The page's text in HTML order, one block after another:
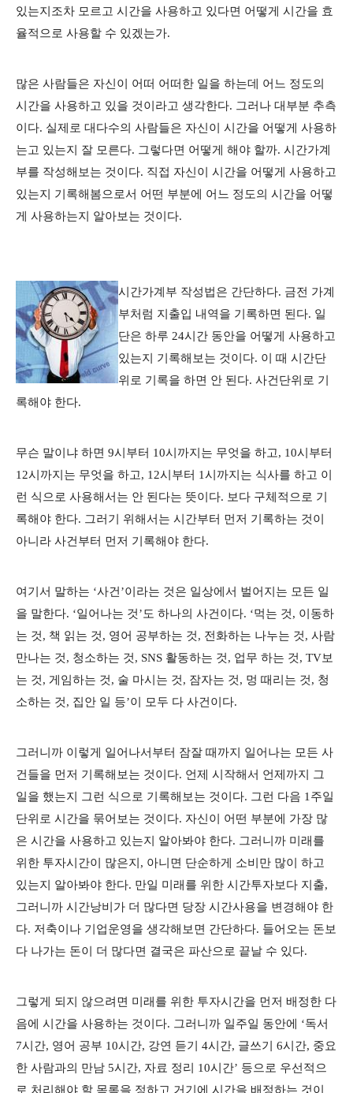
있는지조차 모르고 시간을 사용하고 있다면 어떻게 시간을 효
율적으로 사용할 수 있겠는가.
많은 사람들은 자신이 어떠 어떠한 일을 하는데 어느 정도의
시간을 사용하고 있을 것이라고 생각한다. 그러나 대부분 추측
이다. 실제로 대다수의 사람들은 자신이 시간을 어떻게 사용하
는고 있는지 잘 모른다. 그렇다면 어떻게 해야 할까. 시간가계
부를 작성해보는 것이다. 직접 자신이 시간을 어떻게 사용하고
있는지 기록해봄으로서 어떤 부분에 어느 정도의 시간을 어떻
게 사용하는지 알아보는 것이다.
시간가계부 작성법은 간단하다. 금전 가계
부처럼 지출입 내역을 기록하면 된다. 일
단은 하루 24시간 동안을 어떻게 사용하고
있는지 기록해보는 것이다. 이 때 시간단
위로 기록을 하면 안 된다. 사건단위로 기
록해야 한다.
무슨 말이냐 하면 9시부터 10시까지는 무엇을 하고, 10시부터
12시까지는 무엇을 하고, 12시부터 1시까지는 식사를 하고 이
런 식으로 사용해서는 안 된다는 뜻이다. 보다 구체적으로 기
록해야 한다. 그러기 위해서는 시간부터 먼저 기록하는 것이
아니라 사건부터 먼저 기록해야 한다.
여기서 말하는 ‘사건’이라는 것은 일상에서 벌어지는 모든 일
을 말한다. ‘일어나는 것’도 하나의 사건이다. ‘먹는 것, 이동하
는 것, 책 읽는 것, 영어 공부하는 것, 전화하는 나누는 것, 사람
만나는 것, 청소하는 것, SNS 활동하는 것, 업무 하는 것, TV보
는 것, 게임하는 것, 술 마시는 것, 잠자는 것, 멍 때리는 것, 청
소하는 것, 집안 일 등’이 모두 다 사건이다.
그러니까 이렇게 일어나서부터 잠잘 때까지 일어나는 모든 사
건들을 먼저 기록해보는 것이다. 언제 시작해서 언제까지 그
일을 했는지 그런 식으로 기록해보는 것이다. 그런 다음 1주일
단위로 시간을 묶어보는 것이다. 자신이 어떤 부분에 가장 많
은 시간을 사용하고 있는지 알아봐야 한다. 그러니까 미래를
위한 투자시간이 많은지, 아니면 단순하게 소비만 많이 하고
있는지 알아봐야 한다. 만일 미래를 위한 시간투자보다 지출,
그러니까 시간낭비가 더 많다면 당장 시간사용을 변경해야 한
다. 저축이나 기업운영을 생각해보면 간단하다. 들어오는 돈보
다 나가는 돈이 더 많다면 결국은 파산으로 끝날 수 있다.
그렇게 되지 않으려면 미래를 위한 투자시간을 먼저 배정한 다
음에 시간을 사용하는 것이다. 그러니까 일주일 동안에 ‘독서
7시간, 영어 공부 10시간, 강연 듣기 4시간, 글쓰기 6시간, 중요
한 사람과의 만남 5시간, 자료 정리 10시간’ 등으로 우선적으
로 처리해야 할 목록을 정하고 거기에 시간을 배정하는 것이